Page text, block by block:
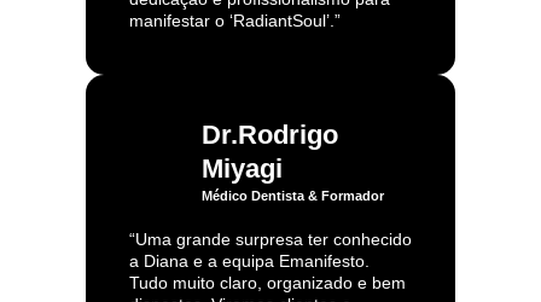
manifestar o ‘RadiantSoul’.”
Dr.Rodrigo
Miyagi
Médico Dentista & Formador
“Uma grande surpresa ter conhecido
a Diana e a equipa Emanifesto.
Tudo muito claro, organizado e bem